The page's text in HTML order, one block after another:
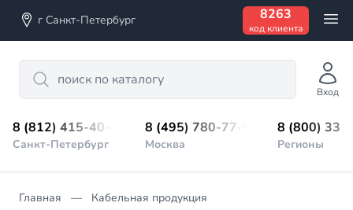
г Санкт-Петербург 8263
код клиента
Search
Вход
8 (812) 415-40-45
Санкт-Петербург
8 (495) 780-77-98
Москва
8 (800)
Регионы
Главная Кабельная продукция